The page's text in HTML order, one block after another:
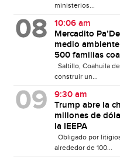
ministerios...
10:06 am
Mercadito
medio
500 familias
Saltillo, Coahuila
construir un...
9:30 am
Trump abre la
millones de
la IEEPA
Obligado por
alrededor de 100...